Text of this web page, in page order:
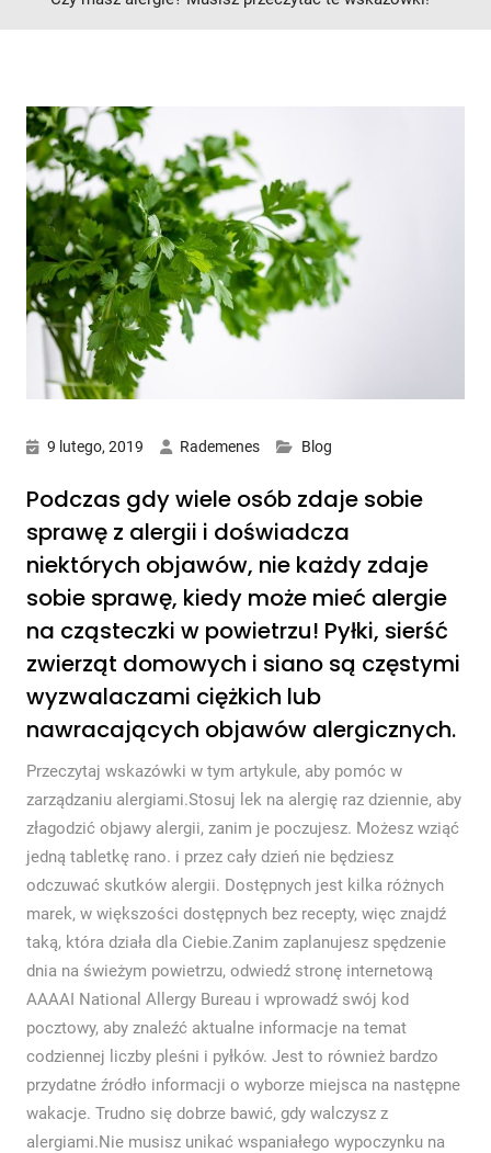
9 lutego, 2019 Rademenes Blog
Podczas gdy wiele osób zdaje sobie
sprawę z alergii i doświadcza
niektórych objawów, nie każdy zdaje
sobie sprawę, kiedy może mieć alergie
na cząsteczki w powietrzu! Pyłki, sierść
zwierząt domowych i siano są częstymi
wyzwalaczami ciężkich lub
nawracających objawów alergicznych.
Przeczytaj wskazówki w tym artykule, aby pomóc w
zarządzaniu alergiami.Stosuj lek na alergię raz dziennie, aby
złagodzić objawy alergii, zanim je poczujesz. Możesz wziąć
jedną tabletkę rano. i przez cały dzień nie będziesz
odczuwać skutków alergii. Dostępnych jest kilka różnych
marek, w większości dostępnych bez recepty, więc znajdź
taką, która działa dla Ciebie.Zanim zaplanujesz spędzenie
dnia na świeżym powietrzu, odwiedź stronę internetową
AAAAI National Allergy Bureau i wprowadź swój kod
pocztowy, aby znaleźć aktualne informacje na temat
codziennej liczby pleśni i pyłków. Jest to również bardzo
przydatne źródło informacji o wyborze miejsca na następne
wakacje. Trudno się dobrze bawić, gdy walczysz z
alergiami.Nie musisz unikać wspaniałego wypoczynku na